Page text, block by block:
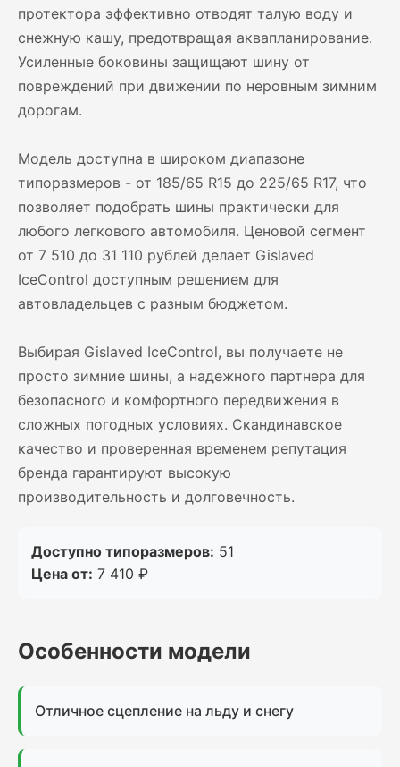
протектора эффективно отводят талую воду и
снежную кашу, предотвращая аквапланирование.
Усиленные боковины защищают шину от
повреждений при движении по неровным зимним
дорогам.
Модель доступна в широком диапазоне
типоразмеров - от 185/65 R15 до 225/65 R17, что
позволяет подобрать шины практически для
любого легкового автомобиля. Ценовой сегмент
от 7 510 до 31 110 рублей делает Gislaved
IceControl доступным решением для
автовладельцев с разным бюджетом.
Выбирая Gislaved IceControl, вы получаете не
просто зимние шины, а надежного партнера для
безопасного и комфортного передвижения в
сложных погодных условиях. Скандинавское
качество и проверенная временем репутация
бренда гарантируют высокую
производительность и долговечность.
Доступно типоразмеров: 51
Цена от: 7 410 ₽
Особенности модели
Отличное сцепление на льду и снегу